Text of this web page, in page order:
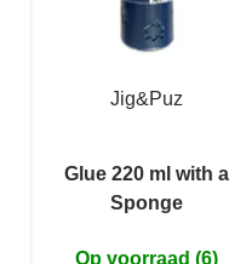
Jig&Puz
Glue 220 ml with a
Sponge
Op voorraad (6)